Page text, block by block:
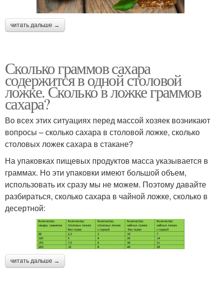
читать дальше →
Сколько граммов сахара
содержится в одной столовой
ложке. Сколько в ложке граммов
сахара?
Во всех этих ситуациях перед массой хозяек возникают
вопросы – сколько сахара в столовой ложке, сколько
столовых ложек сахара в стакане?
На упаковках пищевых продуктов масса указывается в
граммах. Но эти упаковки имеют большой объем,
использовать их сразу мы не можем. Поэтому давайте
разбираться, сколько сахара в чайной ложке, сколько в
десертной:
читать дальше →